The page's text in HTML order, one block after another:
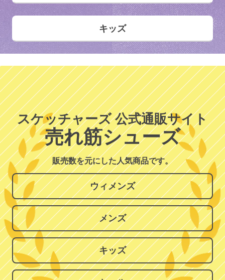
キッズ
スケッチャーズ 公式通販サイト
売れ筋シューズ
販売数を元にした人気商品です。
ウィメンズ
メンズ
キッズ